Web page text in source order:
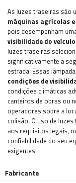
As luzes traseiras são
máquinas agrícolas
pois desempenham
visibilidade do
luzes traseiras
significativamente a
estrada. Essas
condições de
condições climáticas
canteiros de obras ou
operadores sobre a
colisão. O uso de
aos requisitos legais,
confiabilidade do seu
exigentes.
Fabricante